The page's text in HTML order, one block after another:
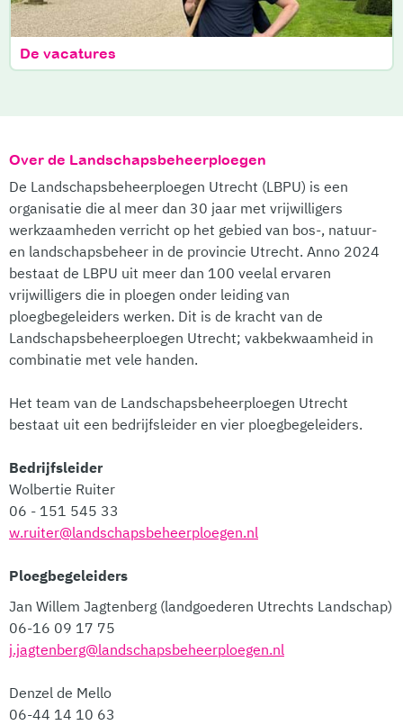
De vacatures
Over de Landschapsbeheerploegen
De Landschapsbeheerploegen Utrecht (LBPU) is een
organisatie die al meer dan 30 jaar met vrijwilligers
werkzaamheden verricht op het gebied van bos-, natuur-
en landschapsbeheer in de provincie Utrecht. Anno 2024
bestaat de LBPU uit meer dan 100 veelal ervaren
vrijwilligers die in ploegen onder leiding van
ploegbegeleiders werken. Dit is de kracht van de
Landschapsbeheerploegen Utrecht; vakbekwaamheid in
combinatie met vele handen.
Het team van de Landschapsbeheerploegen Utrecht
bestaat uit een bedrijfsleider en vier ploegbegeleiders.
Bedrijfsleider
Wolbertie Ruiter
06 - 151 545 33
w.ruiter@landschapsbeheerploegen.nl
Ploegbegeleiders
Jan Willem Jagtenberg (landgoederen Utrechts Landschap)
06-16 09 17 75
j.jagtenberg@landschapsbeheerploegen.nl
Denzel de Mello
06-44 14 10 63